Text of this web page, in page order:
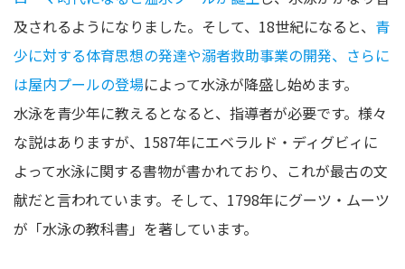
及されるようになりました。そして、18世紀になると、 青
少に対する体育思想の発達や溺者救助事業の開発、さらに
は屋内プールの登場によって水泳が降盛し始めます。
水泳を青少年に教えるとなると、指導者が必要です。様々
な説はありますが、1587年にエベラルド・ディグビィに
よって水泳に関する書物が書かれており、これが最古の文
献だと言われています。そして、1798年にグーツ・ムーツ
が「水泳の教科書」を著しています。